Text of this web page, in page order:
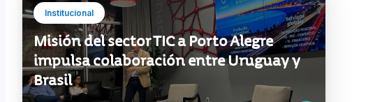
Institucional
Misión del sector TIC a Porto Alegre
impulsa colaboración entre Uruguay y
Brasil